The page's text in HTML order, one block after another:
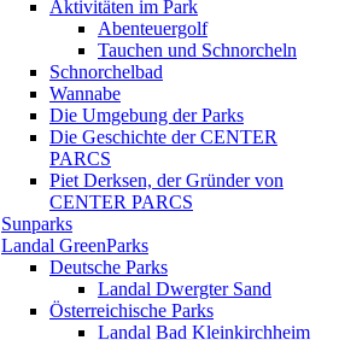
Aktivitäten im Park
Abenteuergolf
Tauchen und Schnorcheln
Schnorchelbad
Wannabe
Die Umgebung der Parks
Die Geschichte der CENTER
PARCS
Piet Derksen, der Gründer von
CENTER PARCS
Sunparks
Landal GreenParks
Deutsche Parks
Landal Dwergter Sand
Österreichische Parks
Landal Bad Kleinkirchheim